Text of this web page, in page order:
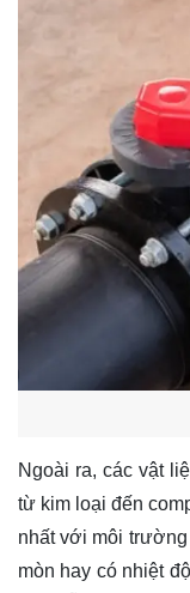
Ngoài ra, các vật
từ kim loại đến
nhất với môi
mòn hay có nhiệt